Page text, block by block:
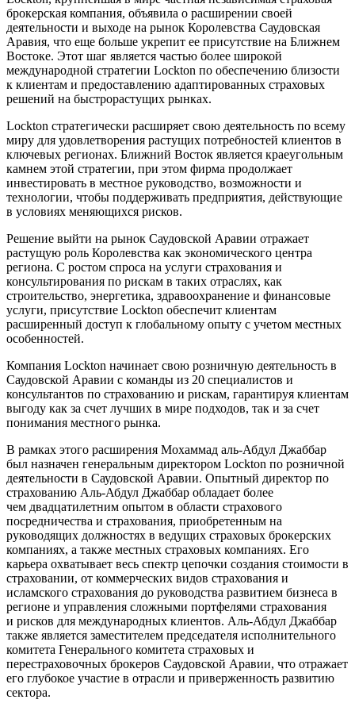
брокерская компания, объявила о расширении своей
деятельности и выходе на рынок Королевства Саудовская
Аравия, что еще больше укрепит ее присутствие на Ближнем
Востоке. Этот шаг является частью более широкой
международной стратегии Lockton по обеспечению близости
к клиентам и предоставлению адаптированных страховых
решений на быстрорастущих рынках.
Lockton стратегически расширяет свою деятельность по всему
миру для удовлетворения растущих потребностей клиентов в
ключевых регионах. Ближний Восток является краеугольным
камнем этой стратегии, при этом фирма продолжает
инвестировать в местное руководство, возможности и
технологии, чтобы поддерживать предприятия, действующие
в условиях меняющихся рисков.
Решение выйти на рынок Саудовской Аравии отражает
растущую роль Королевства как экономического центра
региона. С ростом спроса на услуги страхования и
консультирования по рискам в таких отраслях, как
строительство, энергетика, здравоохранение и финансовые
услуги, присутствие Lockton обеспечит клиентам
расширенный доступ к глобальному опыту с учетом местных
особенностей.
Компания Lockton начинает свою розничную деятельность в
Саудовской Аравии с команды из 20 специалистов и
консультантов по страхованию и рискам, гарантируя клиентам
выгоду как за счет лучших в мире подходов, так и за счет
понимания местного рынка.
В рамках этого расширения Мохаммад аль-Абдул Джаббар
был назначен генеральным директором Lockton по розничной
деятельности в Саудовской Аравии. Опытный директор по
страхованию Аль-Абдул Джаббар обладает более
чем двадцатилетним опытом в области страхового
посредничества и страхования, приобретенным на
руководящих должностях в ведущих страховых брокерских
компаниях, а также местных страховых компаниях. Его
карьера охватывает весь спектр цепочки создания стоимости в
страховании, от коммерческих видов страхования и
исламского страхования до руководства развитием бизнеса в
регионе и управления сложными портфелями страхования
и рисков для международных клиентов. Аль-Абдул Джаббар
также является заместителем председателя исполнительного
комитета Генерального комитета страховых и
перестраховочных брокеров Саудовской Аравии, что отражает
его глубокое участие в отрасли и приверженность развитию
сектора.